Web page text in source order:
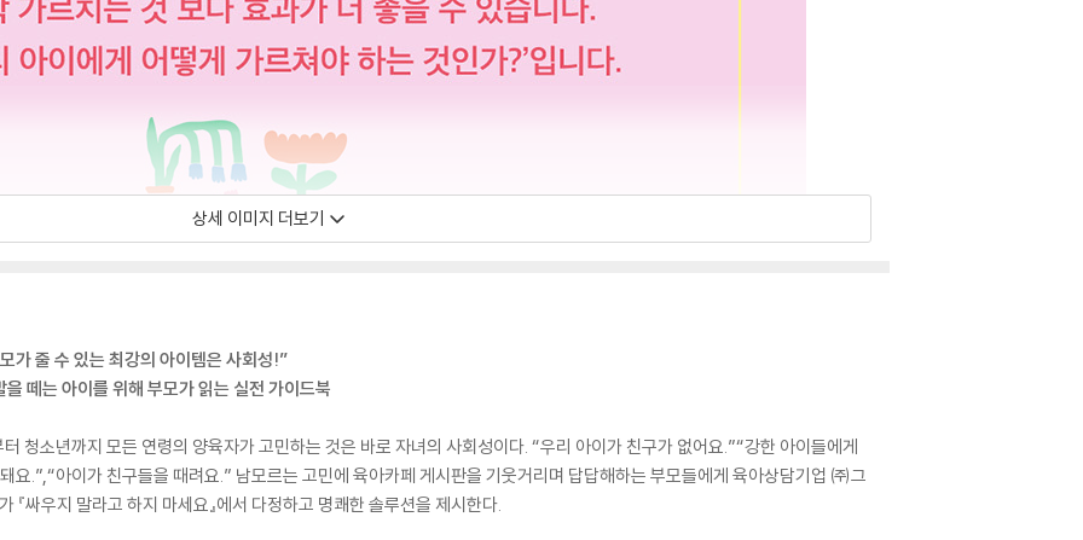
상세 이미지 더보기
가 줄 수 있는 최강의 아이템은 사회성!”
떼는 아이를 위해 부모가 읽는 실전 가이드북
청소년까지 모든 연령의 양육자가 고민하는 것은 바로 자녀의 사회성이다. “우리 아이가 친구가 없어요.”“강한 아이들에게
요.”,“아이가 친구들을 때려요.” 남모르는 고민에 육아카페 게시판을 기웃거리며 답답해하는 부모들에게 육아상담기업 ㈜그
싸우지 말라고 하지 마세요』에서 다정하고 명쾌한 솔루션을 제시한다.